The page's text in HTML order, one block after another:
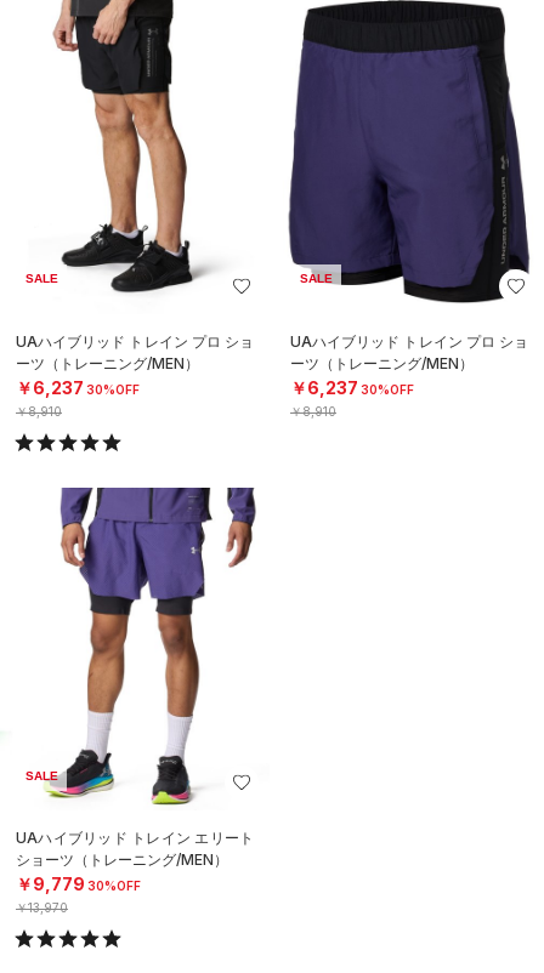
SALE
UAハイブリッド トレイン プロ ショ
ーツ（トレーニング/MEN）
￥6,237 30%OFF
￥8,910
SALE
UAハイブリッド トレイン プロ ショ
ーツ（トレーニング/MEN）
￥6,237 30%OFF
￥8,910
SALE
UAハイブリッド トレイン エリート
ショーツ（トレーニング/MEN）
￥9,779 30%OFF
￥13,970